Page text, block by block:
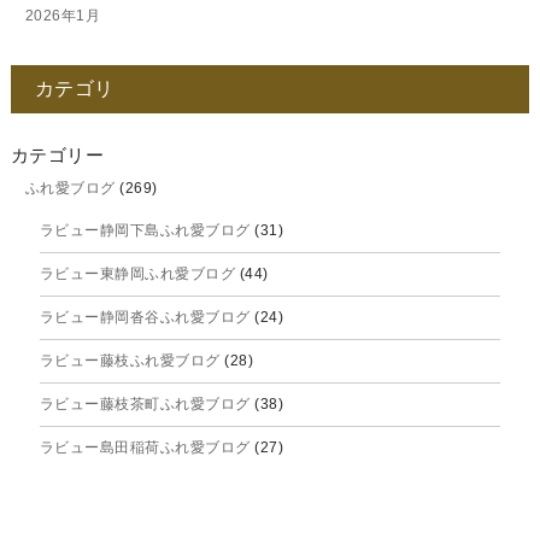
2026年1月
2025年11月
2025年10月
2025年9月
2025年8月
2025年7月
2025年6月
2025年5月
2025年4月
2025年3月
カテゴリ
カテゴリー
ふれ愛ブログ (269)
ラビュー静岡下島ふれ愛ブログ (31)
ラビュー東静岡ふれ愛ブログ (44)
ラビュー静岡沓谷ふれ愛ブログ (24)
ラビュー藤枝ふれ愛ブログ (28)
ラビュー藤枝茶町ふれ愛ブログ (38)
ラビュー島田稲荷ふれ愛ブログ (27)